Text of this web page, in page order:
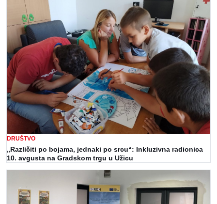
DRUŠTVO
„Različiti po bojama, jednaki po srcu“: Inkluzivna radionica
10. avgusta na Gradskom trgu u Užicu